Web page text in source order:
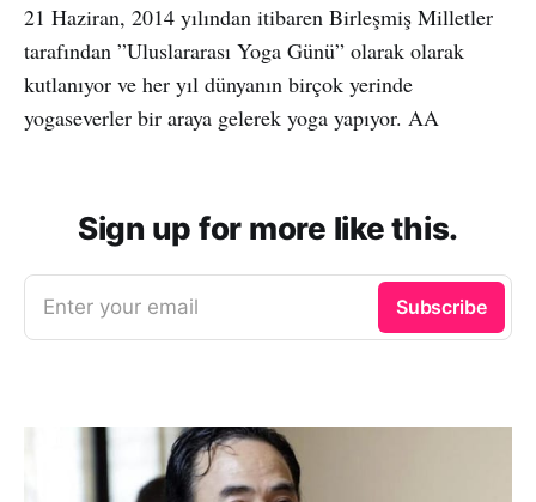
21 Haziran, 2014 yılından itibaren Birleşmiş Milletler
tarafından ”Uluslararası Yoga Günü” olarak olarak
kutlanıyor ve her yıl dünyanın birçok yerinde
yogaseverler bir araya gelerek yoga yapıyor. AA
Sign up for more like this.
Enter your email Subscribe